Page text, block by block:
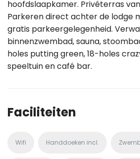
hoofdslaapkamer. Privéterras
Parkeren direct achter de lodge
gratis parkeergelegenheid.
binnenzwembad, sauna,
holes putting green, 18-holes
speeltuin en café bar.
Faciliteiten
Wifi Handdoeken incl.